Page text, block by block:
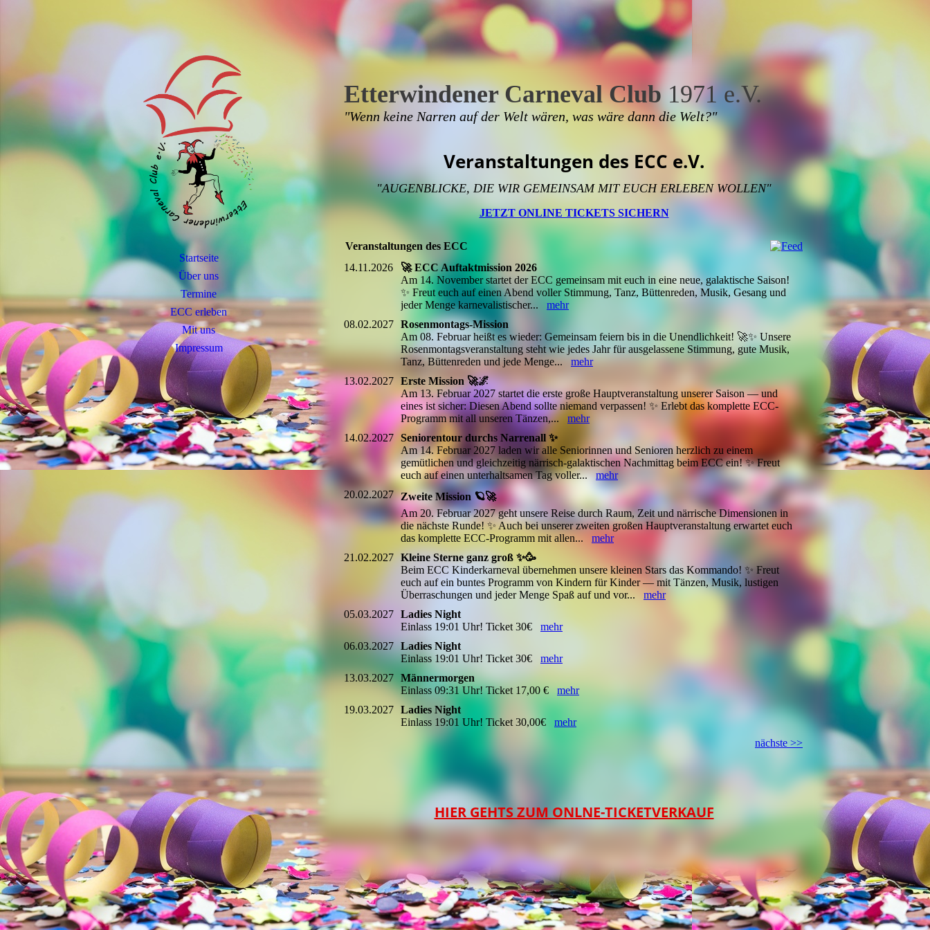
Startseite
Über uns
Termine
ECC erleben
Mit uns
Impressum
Etterwindener Carneval Club 1971 e.V.
"Wenn keine Narren auf der Welt wären, was wäre dann die Welt?"
Veranstaltungen des ECC e.V.
"AUGENBLICKE, DIE WIR GEMEINSAM MIT EUCH ERLEBEN WOLLEN"
JETZT ONLINE TICKETS SICHERN
Veranstaltungen des ECC
14.11.2026
🚀 ECC Auftaktmission 2026
Am 14. November startet der ECC gemeinsam mit euch in eine neue, galaktische Saison!
✨ Freut euch auf einen Abend voller Stimmung, Tanz, Büttenreden, Musik, Gesang und
jeder Menge karnevalistischer... mehr
08.02.2027 Rosenmontags-Mission
Am 08. Februar heißt es wieder: Gemeinsam feiern bis in die Unendlichkeit! 🚀✨ Unsere
Rosenmontagsveranstaltung steht wie jedes Jahr für ausgelassene Stimmung, gute Musik,
Tanz, Büttenreden und jede Menge... mehr
13.02.2027 Erste Mission 🚀🌌
Am 13. Februar 2027 startet die erste große Hauptveranstaltung unserer Saison — und
eines ist sicher: Diesen Abend sollte niemand verpassen! ✨ Erlebt das komplette ECC-
Programm mit all unseren Tänzen,... mehr
14.02.2027 Seniorentour durchs Narrenall ✨
Am 14. Februar 2027 laden wir alle Seniorinnen und Senioren herzlich zu einem
gemütlichen und gleichzeitig närrisch-galaktischen Nachmittag beim ECC ein! ✨ Freut
euch auf einen unterhaltsamen Tag voller...mehr
20.02.2027 Zweite Mission 🪐🚀
Am 20. Februar 2027 geht unsere Reise durch Raum, Zeit und närrische Dimensionen in
die nächste Runde! ✨ Auch bei unserer zweiten großen Hauptveranstaltung erwartet euch
das komplette ECC-Programm mit allen... mehr
21.02.2027 Kleine Sterne ganz groß ✨🥳
Beim ECC Kinderkarneval übernehmen unsere kleinen Stars das Kommando! ✨ Freut
euch auf ein buntes Programm von Kindern für Kinder — mit Tänzen, Musik, lustigen
Überraschungen und jeder Menge Spaß auf und vor... mehr
05.03.2027 Ladies Night
Einlass 19:01 Uhr! Ticket 30€ mehr
06.03.2027 Ladies Night
Einlass 19:01 Uhr! Ticket 30€ mehr
13.03.2027 Männermorgen
Einlass 09:31 Uhr! Ticket 17,00 € mehr
19.03.2027 Ladies Night
Einlass 19:01 Uhr! Ticket 30,00€ mehr
nächste >>
HIER GEHTS ZUM ONLNE-TICKETVERKAUF